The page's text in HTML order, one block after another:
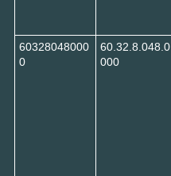
60328048000
0
60.32.8.048.0
000